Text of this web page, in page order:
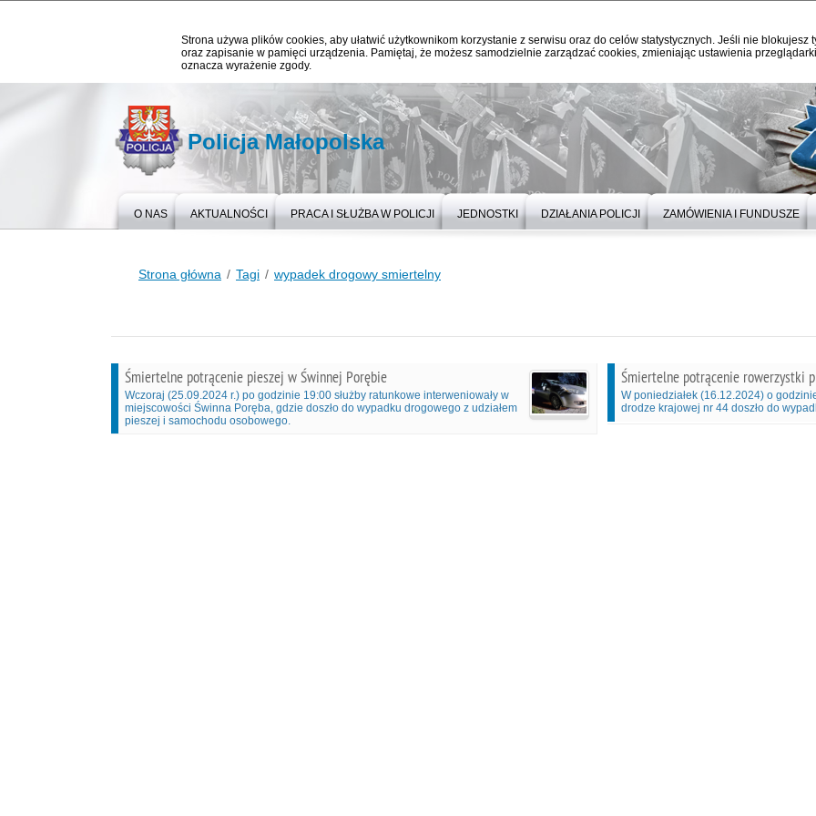
Strona używa plików cookies, aby ułatwić użytkownikom korzystanie z serwisu oraz do celów statystycznych. Jeśli nie blokujesz
oraz zapisanie w pamięci urządzenia. Pamiętaj, że możesz samodzielnie zarządzać cookies, zmieniając ustawienia
oznacza wyrażenie zgody.
Policja Małopolska
O NAS AKTUALNOŚCI PRACA I SŁUŻBA W POLICJI JEDNOSTKI DZIAŁANIA POLICJI ZAMÓWIENIA I FUNDUSZE
Strona główna Tagi wypadek drogowy smiertelny
Śmiertelne potrącenie pieszej w Świnnej Porębie
Wczoraj (25.09.2024 r.) po godzinie 19:00 służby ratunkowe interweniowały w
miejscowości Świnna Poręba, gdzie doszło do wypadku drogowego z udziałem
pieszej i samochodu osobowego.
Śmiertelne potrącenie rowerzystki
W poniedziałek (16.12.2024) o
drodze krajowej nr 44 doszło do